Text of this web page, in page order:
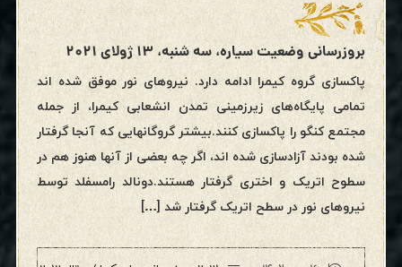
بروزرسانی وضعیت سیاره، سه شنبه، ۱۳ ژولای ۲۰۲۱
پاکسازی گروه کیمرا ادامه دارد. نیروهای نور موفق شده اند
تمامی پایگاه‌های زیرزمینی تمدن انشعابی کیمرا، از جمله
مجتمع کنگو را پاکسازی کنند.بیشتر گروگانهایی که آنجا گرفتار
شده بودند آزادسازی شده اند، اگر چه بعضی از آنها هنوز هم در
سطوح اتریک و اختری گرفتار هستند.دونالد رامسفلد توسط
نیروهای نور در سطح اتریک گرفتار شد […]